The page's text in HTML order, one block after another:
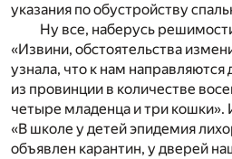
указания по обустройству
Ну все, наберусь
«Извини, обстоятельства
узнала, что к нам направляются
из провинции в количестве
четыре младенца и три
«В школе у детей эпидемия
объявлен карантин, у дверей